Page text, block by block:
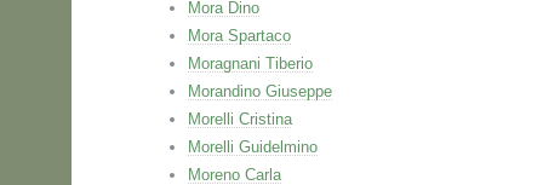
Mora Dino
Mora Spartaco
Moragnani Tiberio
Morandino Giuseppe
Morelli Cristina
Morelli Guidelmino
Moreno Carla